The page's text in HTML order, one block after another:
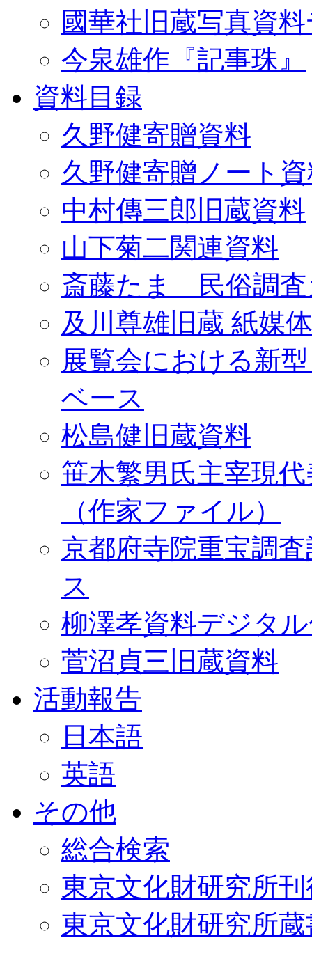
國華社旧蔵写真資
今泉雄作『記事珠』
資料目録
久野健寄贈資料
久野健寄贈ノート
中村傳三郎旧蔵資料
山下菊二関連資料
斎藤たま 民俗調査
及川尊雄旧蔵 紙媒
展覧会における新
ベース
松島健旧蔵資料
笹木繁男氏主宰現
（作家ファイル）
京都府寺院重宝調
ス
柳澤孝資料デジタ
菅沼貞三旧蔵資料
活動報告
日本語
英語
その他
総合検索
東京文化財研究所
東京文化財研究所